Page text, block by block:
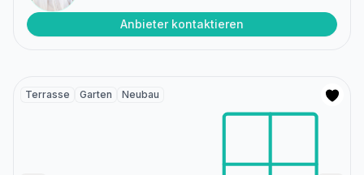
Anbieter kontaktieren
Terrasse Garten Neubau